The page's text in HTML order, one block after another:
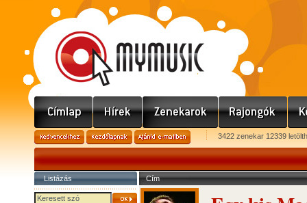
3422 zenekar 12339
Listázás Cím